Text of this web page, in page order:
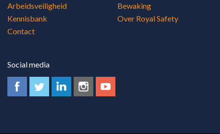
Arbeidsveiligheid
Bewaking
Kennisbank
Over Royal Safety
Contact
Social media